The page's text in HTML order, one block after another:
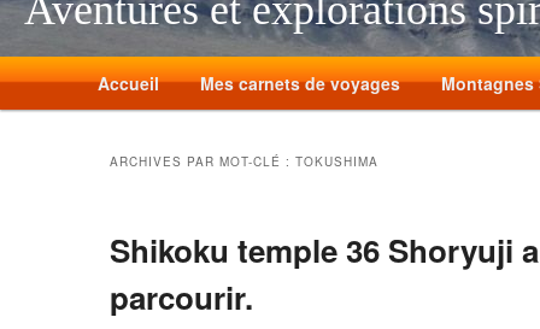
Aventures et explorations
Accueil Mes carnets de voyages Montagnes
ARCHIVES PAR MOT-CLÉ :TOKUSHIMA
Shikoku temple 36 Shoryuji
parcourir.